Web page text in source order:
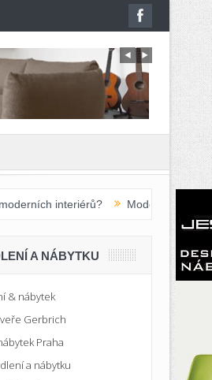
Moderní školní nábytek do
A NÁBYTKU
& nábytek
Gerbrich
Praha
a nábytku